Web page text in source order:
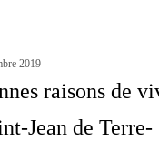
2019
raisons de
Jean de Terre-